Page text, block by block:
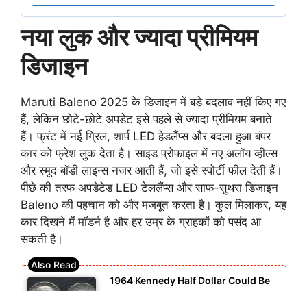
नया लुक और ज्यादा प्रीमियम
डिजाइन
Maruti Baleno 2025 के डिजाइन में बड़े बदलाव नहीं किए गए
हैं, लेकिन छोटे-छोटे अपडेट इसे पहले से ज्यादा प्रीमियम बनाते
हैं। फ्रंट में नई ग्रिल, शार्प LED हेडलैंप्स और बदला हुआ बंपर
कार को फ्रेश लुक देता है। साइड प्रोफाइल में नए अलॉय व्हील्स
और स्मूद बॉडी लाइन्स नजर आती हैं, जो इसे स्पोर्टी फील देती हैं।
पीछे की तरफ अपडेटेड LED टेललैंप्स और साफ-सुथरा डिजाइन
Baleno की पहचान को और मजबूत करता है। कुल मिलाकर, यह
कार दिखने में मॉडर्न है और हर उम्र के ग्राहकों को पसंद आ
सकती है।
1964 Kennedy Half Dollar Could Be